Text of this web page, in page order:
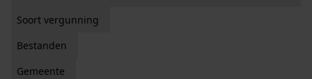
Soort vergunning
Bestanden
Gemeente